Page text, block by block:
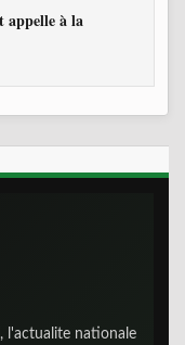
appelle à la
l'actualite nationale